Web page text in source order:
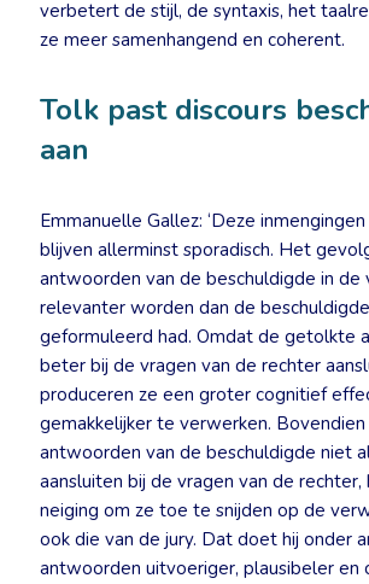
verbetert de stijl, de syntaxis, het
ze meer samenhangend en coherent.
Tolk past discours
aan
Emmanuelle Gallez: ‘Deze
blijven allerminst sporadisch. Het
antwoorden van de beschuldigde in de
relevanter worden dan de
geformuleerd had. Omdat de getolkte
beter bij de vragen van de rechter
produceren ze een groter cognitief
gemakkelijker te verwerken.
antwoorden van de beschuldigde niet
aansluiten bij de vragen van de
neiging om ze toe te snijden op de
ook die van de jury. Dat doet hij onder
antwoorden uitvoeriger, plausibeler en